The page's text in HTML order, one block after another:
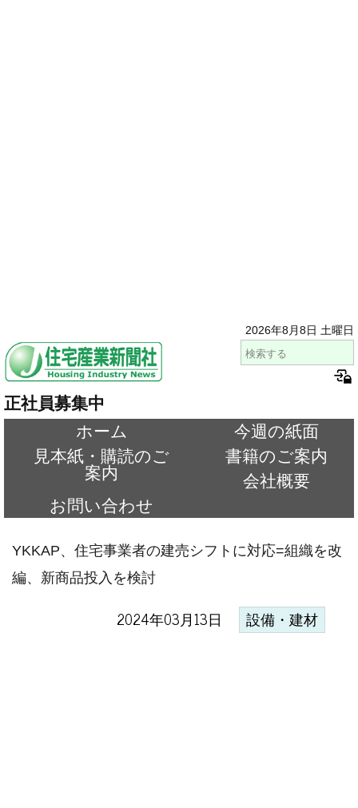
2026年8月8日 土曜日
正社員募集中
ホーム
今週の紙面
見本紙・購読のご
案内
書籍のご案内
会社概要
お問い合わせ
YKKAP、住宅事業者の建売シフトに対応=組織を改
編、新商品投入を検討
2024年03月13日 設備・建材